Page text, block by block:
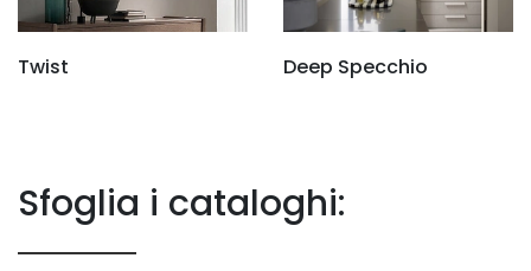
Twist Deep Specchio
Sfoglia i cataloghi: